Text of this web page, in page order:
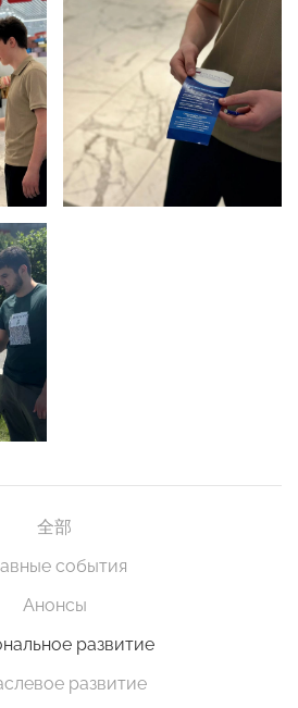
全部
события
Анонсы
развитие
развитие